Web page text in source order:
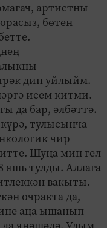
артистны
бөтен
дип уйлыйм.
исем китми.
да бар, әлбәттә.
тулысынча
чир
Шуңа мин гел
яшь тулды. Аллага
вакыты.
очракта да,
аңа ышанып